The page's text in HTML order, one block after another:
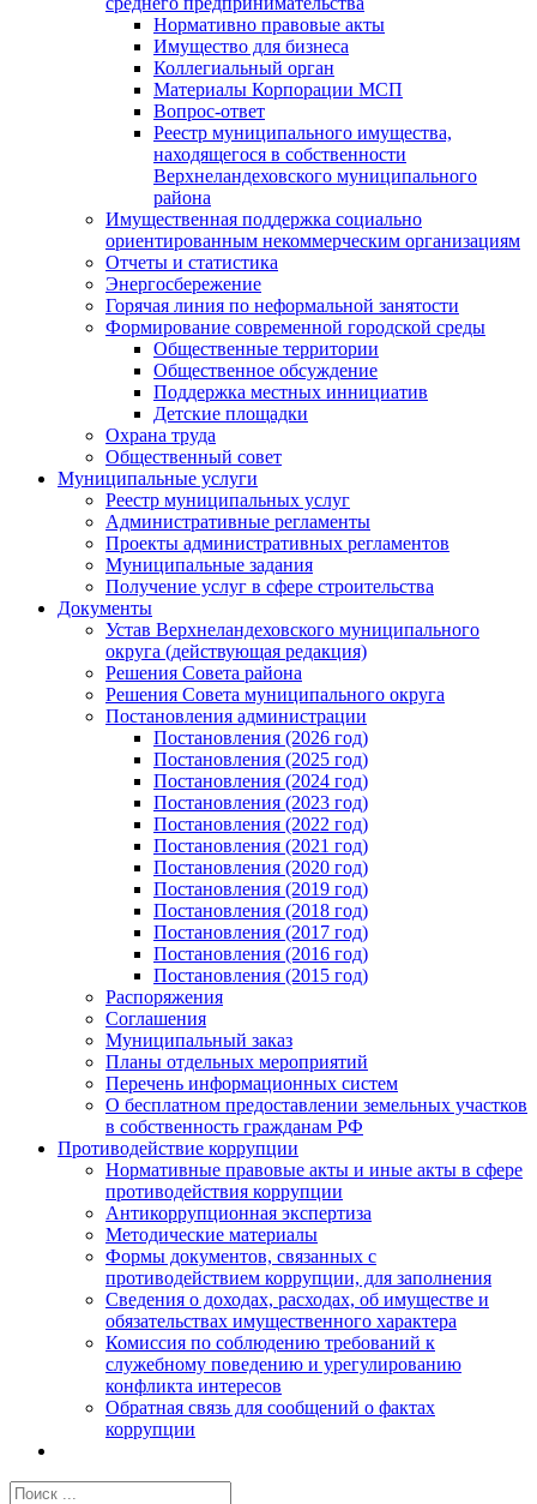
Нормативно правовые акты
Имущество для бизнеса
Коллегиальный орган
Материалы Корпорации МСП
Вопрос-ответ
Реестр муниципального имущества,
находящегося в собственности
Верхнеландеховского муниципального
района
Имущественная поддержка социально
ориентированным некоммерческим организациям
Отчеты и статистика
Энергосбережение
Горячая линия по неформальной занятости
Формирование современной городской среды
Общественные территории
Общественное обсуждение
Поддержка местных иннициатив
Детские площадки
Охрана труда
Общественный совет
Муниципальные услуги
Реестр муниципальных услуг
Административные регламенты
Проекты административных регламентов
Муниципальные задания
Получение услуг в сфере строительства
Документы
Устав Верхнеландеховского муниципального
округа (действующая редакция)
Решения Совета района
Решения Совета муниципального округа
Постановления администрации
Постановления (2026 год)
Постановления (2025 год)
Постановления (2024 год)
Постановления (2023 год)
Постановления (2022 год)
Постановления (2021 год)
Постановления (2020 год)
Постановления (2019 год)
Постановления (2018 год)
Постановления (2017 год)
Постановления (2016 год)
Постановления (2015 год)
Распоряжения
Соглашения
Муниципальный заказ
Планы отдельных мероприятий
Перечень информационных систем
О бесплатном предоставлении земельных участков
в собственность гражданам РФ
Противодействие коррупции
Нормативные правовые акты и иные акты в сфере
противодействия коррупции
Антикоррупционная экспертиза
Методические материалы
Формы документов, связанных с
противодействием коррупции, для заполнения
Сведения о доходах, расходах, об имуществе и
обязательствах имущественного характера
Комиссия по соблюдению требований к
служебному поведению и урегулированию
конфликта интересов
Обратная связь для сообщений о фактах
коррупции
Результат